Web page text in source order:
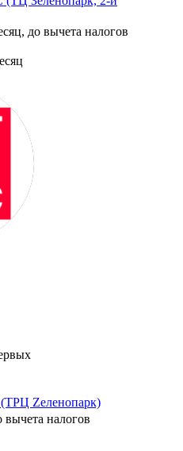
до вычета налогов
(ТРЦ Zеленопарк)
вычета налогов